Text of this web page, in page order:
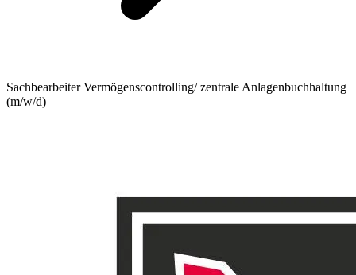
Sachbearbeiter Vermögenscontrolling/ zentrale Anlagenbuchhaltung
(m/w/d)